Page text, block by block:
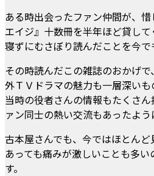
ある時出会ったファン仲間が、
エイジ』十数冊を半年ほど貸し
寝ずにむさぼり読んだことを今で
その時読んだこの雑誌のおかげ
外ＴＶドラマの魅力も一層深いも
当時の役者さんの情報もたくさ
ァン同士の熱い交流もあったよう
古本屋さんでも、今ではほとんど
あっても痛みが激しいことも多
す。